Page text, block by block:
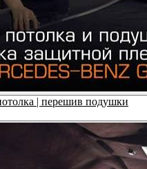
| перешив подушки